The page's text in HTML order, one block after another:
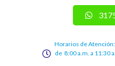
Horarios de Atención:
de 8:00 a.m. a 11:30